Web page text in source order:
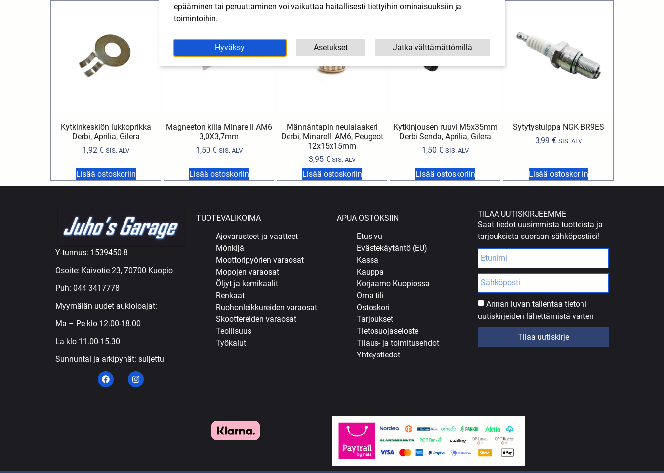
Kytkinkeskiön lukkoprikka
Derbi, Aprilia, Gilera
1,92 € SIS. ALV
Lisää ostoskoriin
Magneeton kiila Minarelli AM6
3,0X3,7mm
1,50 € SIS. ALV
Lisää ostoskoriin
Männäntapin neulalaakeri
Derbi, Minarelli AM6, Peugeot
12x15x15mm
3,95 € SIS. ALV
Lisää ostoskoriin
Kytkinjousen ruuvi M5x35mm
Derbi Senda, Aprilia, Gilera
1,50 € SIS. ALV
Lisää ostoskoriin
Sytytystulppa NGK BR9ES
3,99 € SIS. ALV
Lisää ostoskoriin
Y-tunnus: 1539450-8
Osoite: Kaivotie 23, 70700 Kuopio
Puh: 044 3417778
Myymälän uudet aukioloajat:
Ma – Pe klo 12.00-18.00
La klo 11.00-15.30
Sunnuntai ja arkipyhät: suljettu
TUOTEVALIKOIMA
Ajovarusteet ja vaatteet
Mönkijä
Moottoripyörien varaosat
Mopojen varaosat
Öljyt ja kemikaalit
Renkaat
Ruohonleikkureiden varaosat
Skoottereiden varaosat
Teollisuus
Työkalut
APUA OSTOKSIIN
Etusivu
Evästekäytäntö (EU)
Kassa
Kauppa
Korjaamo Kuopiossa
Oma tili
Ostoskori
Tarjoukset
Tietosuojaseloste
Tilaus- ja toimitusehdot
Yhteystiedot
TILAA UUTISKIRJEEMME
Saat tiedot uusimmista tuotteista ja
tarjouksista suoraan sähköpostiisi!
Annan luvan tallentaa tietoni
uutiskirjeiden lähettämistä varten
Tilaa uutiskirje
epääminen tai peruuttaminen voi vaikuttaa haitallisesti tiettyihin ominaisuuksiin ja
toimintoihin.
Hyväksy Asetukset Jatka välttämättömillä